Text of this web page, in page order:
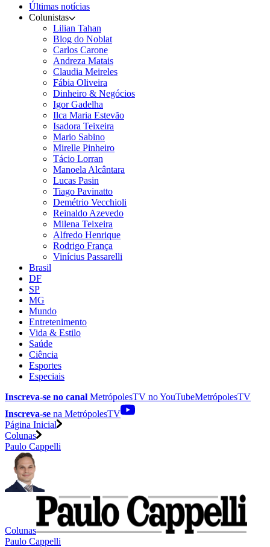
Últimas notícias
Colunistas
Lilian Tahan
Blog do Noblat
Carlos Carone
Andreza Matais
Claudia Meireles
Fábia Oliveira
Dinheiro & Negócios
Igor Gadelha
Ilca Maria Estevão
Isadora Teixeira
Mario Sabino
Mirelle Pinheiro
Tácio Lorran
Manoela Alcântara
Lucas Pasin
Tiago Pavinatto
Demétrio Vecchioli
Reinaldo Azevedo
Milena Teixeira
Alfredo Henrique
Rodrigo França
Vinícius Passarelli
Brasil
DF
SP
MG
Mundo
Entretenimento
Vida & Estilo
Saúde
Ciência
Esportes
Especiais
Inscreva-se no canal MetrópolesTV noYouTubeMetrópolesTV
Inscreva-se na MetrópolesTV
Página Inicial
Colunas
Paulo Cappelli
Colunas
Paulo Cappelli